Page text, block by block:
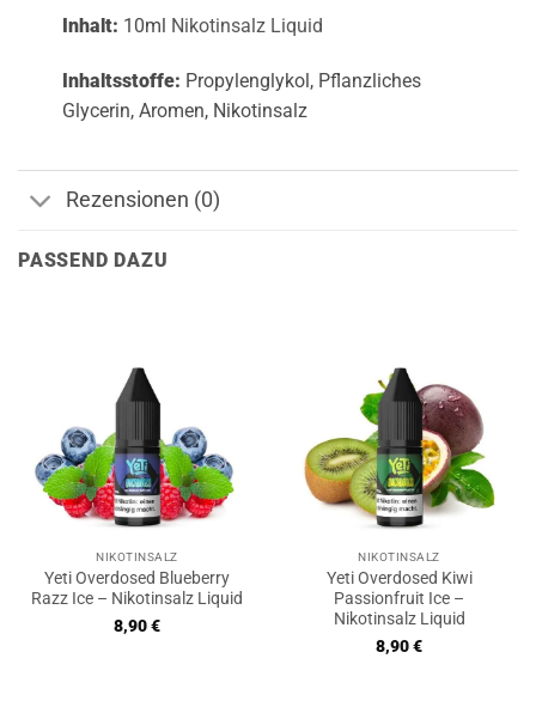
Inhalt: 10ml Nikotinsalz Liquid
Inhaltsstoffe: Propylenglykol, Pflanzliches
Glycerin, Aromen, Nikotinsalz
Rezensionen (0)
PASSEND DAZU
NIKOTINSALZ
Yeti Overdosed Blueberry
Razz Ice – Nikotinsalz Liquid
8,90€
NIKOTINSALZ
Yeti Overdosed Kiwi
Passionfruit Ice –
Nikotinsalz Liquid
8,90€